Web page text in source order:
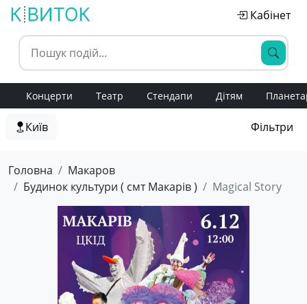
Кабінет
Концерти Театр Стендапи Дітям
Київ Фільтри
Головна
Макаров
Будинок культури ( смт Макарів )
Magical Story